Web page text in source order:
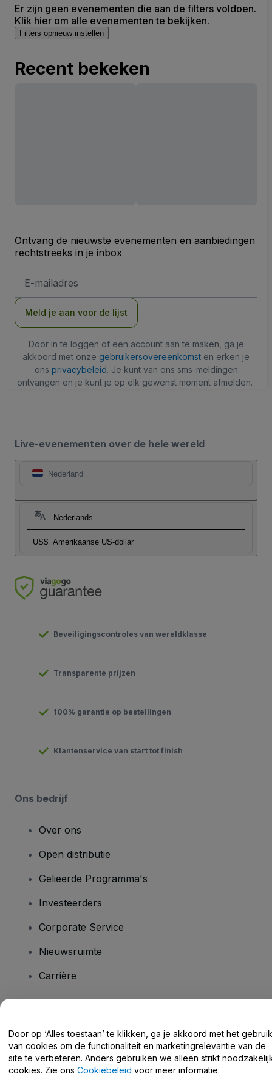
Er zijn geen evenementen die aan de filters voldoen.
Klik hier om alle evenementen te bekijken.
Filters opnieuw instellen
Recent bekeken
Ontvang de nieuwste evenementen en aanbiedingen
rechtstreeks in je inbox
mailadres
Meld je aan voor de lijst
Door in te loggen of een account aan te maken, ga je
akkoord met onze gebruikersovereenkomst en erken je
ons privacybeleid. Je kunt van ons sms-meldingen
ontvangen en je kunt je op elk gewenst moment afmelden.
Live-evenementen over de hele wereld
Nederland
Nederlands
US$ Amerikaanse US-dollar
Beveiligingscontroles van wereldklasse
Transparente prijzen
100% garantie op bestellingen
Klantenservice van start tot finish
Ons bedrijf
Over ons
Open distributie
Gelieerde Programma's
Investeerders
Corporate Service
Nieuwsruimte
Carrière
Helpcentrum / Neem Contact Met Ons Op
Door op ‘Alles toestaan’ te klikken, ga je akkoord met het gebruik
van cookies om de functionaliteit en marketingrelevantie van de
site te verbeteren. Anders gebruiken we alleen strikt
cookies. Zie ons Cookiebeleid voor meer informatie.